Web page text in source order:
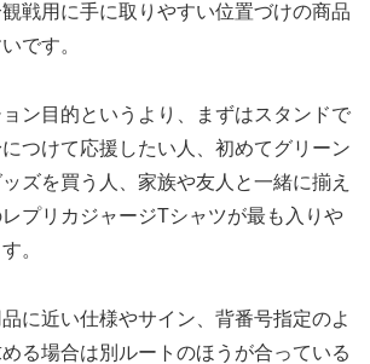
戦用に手に取りやすい位置づけの商品
です。
ン目的というより、まずはスタンドで
つけて応援したい人、初めてグリーン
ズを買う人、家族や友人と一緒に揃え
プリカジャージTシャツが最も入りや
。
に近い仕様やサイン、背番号指定のよ
る場合は別ルートのほうが合っている